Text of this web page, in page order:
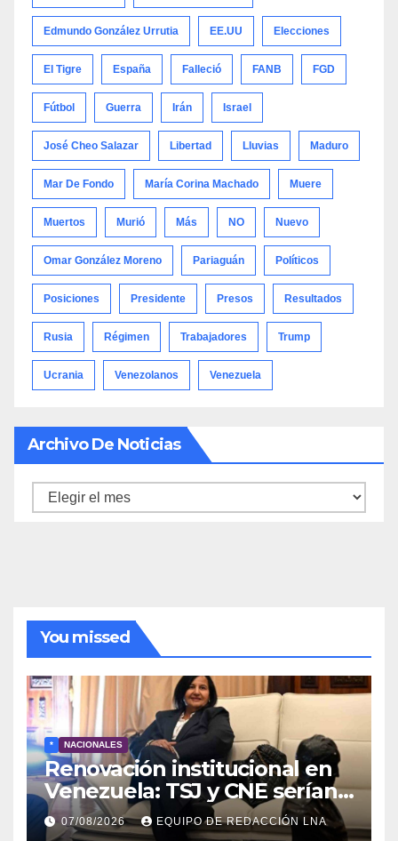
Edmundo González Urrutia EE.UU Elecciones
El Tigre España Falleció FANB FGD
Fútbol Guerra Irán Israel
José Cheo Salazar Libertad Lluvias Maduro
Mar De Fondo María Corina Machado Muere
Muertos Murió Más NO Nuevo
Omar González Moreno Pariaguán Políticos
Posiciones Presidente Presos Resultados
Rusia Régimen Trabajadores Trump
Ucrania Venezolanos Venezuela
Archivo De Noticias
Archivo
You missed
* NACIONALES
Renovación institucional en
Venezuela: TSJ y CNE serían
designados a finales de 2026
07/08/2026 EQUIPO DE REDACCIÓN LNA